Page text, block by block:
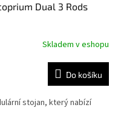
Dual 3 Rods
Skladem v eshopu
Do košíku
stojan, který nabízí